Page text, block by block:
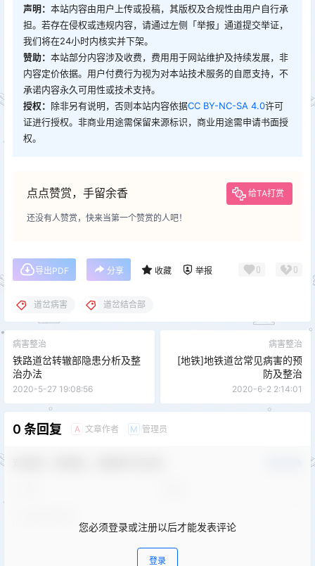
声明： 本站内容由用户上传或投稿，其版权及合规性由用户自行承
担。若存在侵权或违规内容，请通过左侧「举报」通道提交举证，
我们将在24小时内核实并下架。
赞助： 本站部分内容涉及收费，费用用于网站维护及持续发展，非
内容定价依据。用户付费行为视为对本站技术服务的自愿支持，不
承诺内容永久可用性或技术支持。
授权： 除非另有说明，否则本站内容依据CC BY-NC-SA 4.0许可
证进行授权。非商业用途需保留来源标识，商业用途需申请书面授
权。
点点赞赏，手留余香 给TA打赏
还没有人赞赏，快来当第一个赞赏的人吧！
导出PDF 分享 收藏 举报 0 0
道岔病害 道岔结合部
病害整治
铁路道岔转辙部隐患分析及整
治办法
2020-5-27 19:08:56
病害整治
[地铁]地铁道岔常见病害的预
防及整治
2020-6-2 2:14:01
0 条回复 A 文章作者 M 管理员
您必须登录或注册以后才能发表评论
登录